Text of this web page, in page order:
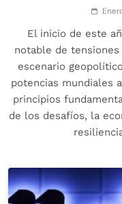
El inicio de este
notable de tensiones
escenario
potencias mundiales
principios
de los desafíos, la